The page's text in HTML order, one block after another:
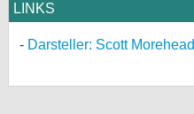
LINKS
Darsteller: Scott Morehead